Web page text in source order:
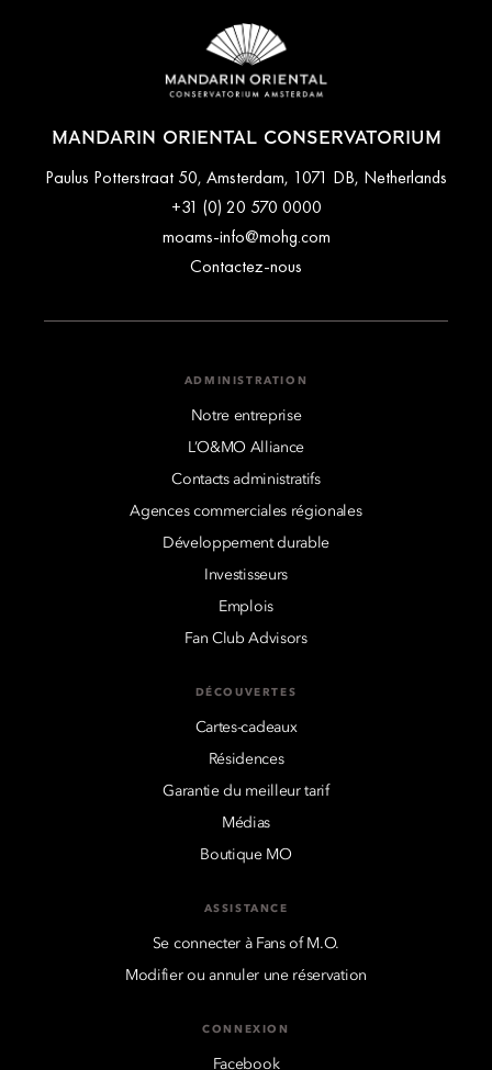
MANDARIN ORIENTAL CONSERVATORIUM
Paulus Potterstraat 50, Amsterdam, 1071 DB, Netherlands
+31 (0) 20 570 0000
moams-info@mohg.com
Contactez-nous
ADMINISTRATION
Notre entreprise
L’O&MO Alliance
Contacts administratifs
Agences commerciales régionales
Développement durable
Investisseurs
Emplois
Fan Club Advisors
DÉCOUVERTES
Cartes-cadeaux
Résidences
Garantie du meilleur tarif
Médias
Boutique MO
ASSISTANCE
Se connecter à Fans of M.O.
Modifier ou annuler une réservation
CONNEXION
Facebook